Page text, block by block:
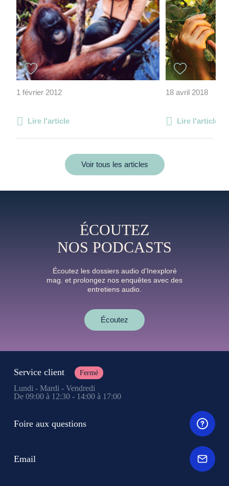
1 février 2012
Lire l'article
18 avril 2018
Lire l'article
Voir tous les articles
ÉCOUTEZ
NOS PODCASTS
Écoutez les dossiers audio d’Inexploré
mag. et prolongez nos enquêtes avec des
entretiens audio.
Écoutez
Service client Fermé
Lundi - Mardi - Vendredi
De 09:00 à 12:30 - 14:00 à 17:00
Foire aux questions
Email